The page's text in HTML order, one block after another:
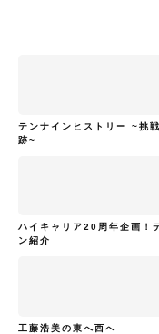
テンナインヒストリー ~挑
跡~
ハイキャリア20周年企画！
ン紹介
工藤浩美の東へ西へ